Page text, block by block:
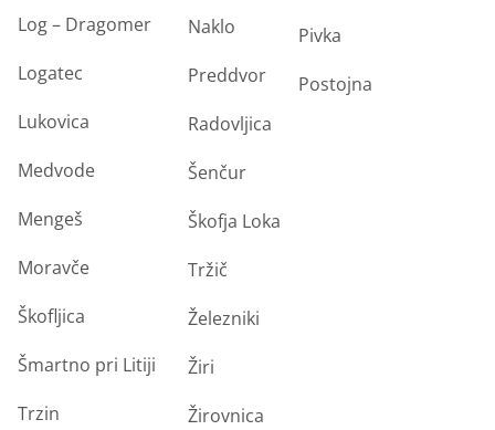
Log – Dragomer
Logatec
Lukovica
Medvode
Mengeš
Moravče
Škofljica
Šmartno pri Litiji
Trzin
Naklo
Preddvor
Radovljica
Šenčur
Škofja Loka
Tržič
Železniki
Žiri
Žirovnica
Pivka
Postojna